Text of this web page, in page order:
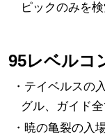
ピックのみを検
95レベルコ
・テイベルスの
グル、ガイド
・暁の亀裂の入